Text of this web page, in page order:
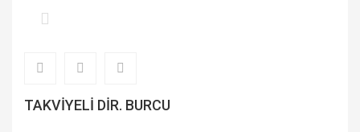
TAKVİYELİ DİR. BURCU